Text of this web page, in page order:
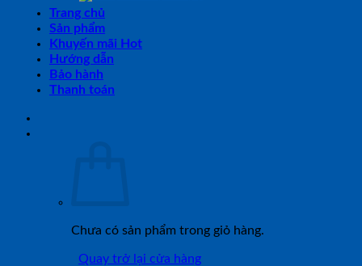
Trang chủ
Sản phẩm
Khuyến mãi Hot
Hướng dẫn
Bảo hành
Thanh toán
Chưa có sản phẩm trong giỏ hàng.
Quay trở lại cửa hàng